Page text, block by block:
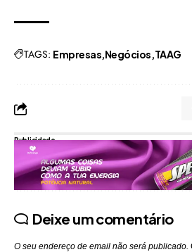
TAGS: Empresas Negócios TAAG
Publicidade
Deixe um comentário
O seu endereço de email não será publicado.